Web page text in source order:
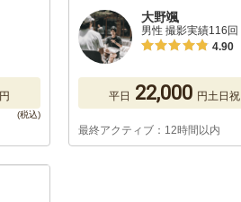
円
大野颯
男性 撮影実績116回
4.90
平日 22,000 円土日祝
最終アクティブ：12時間以内